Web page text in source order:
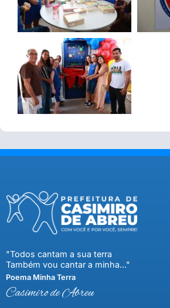
"Todos cantam a sua terra
Também vou cantar a minha..."
Poema Minha Terra
Casimiro de Abreu